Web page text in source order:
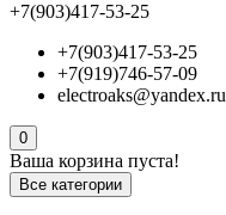
+7(903)417-53-25
+7(903)417-53-25
+7(919)746-57-09
electroaks@yandex.ru
0
Ваша корзина пуста!
Все категории